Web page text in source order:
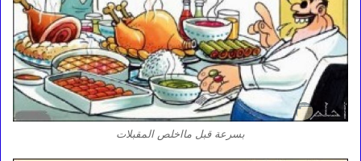
بسرعة قبل مااخلص المقبلات